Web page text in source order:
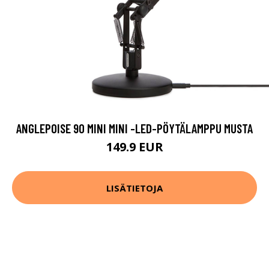
ANGLEPOISE 90 MINI MINI -LED-PÖYTÄLAMPPU MUSTA
149.9 EUR
LISÄTIETOJA